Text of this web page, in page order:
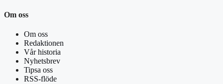
Om oss
Om oss
Redaktionen
Vår historia
Nyhetsbrev
Tipsa oss
RSS-flöde